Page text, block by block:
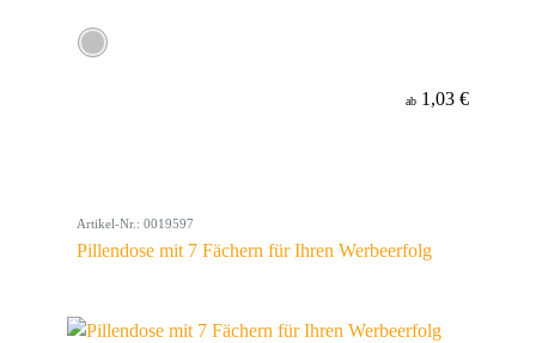
ab 1,03 €
Artikel-Nr.: 0019597
Pillendose mit 7 Fächern für Ihren Werbeerfolg